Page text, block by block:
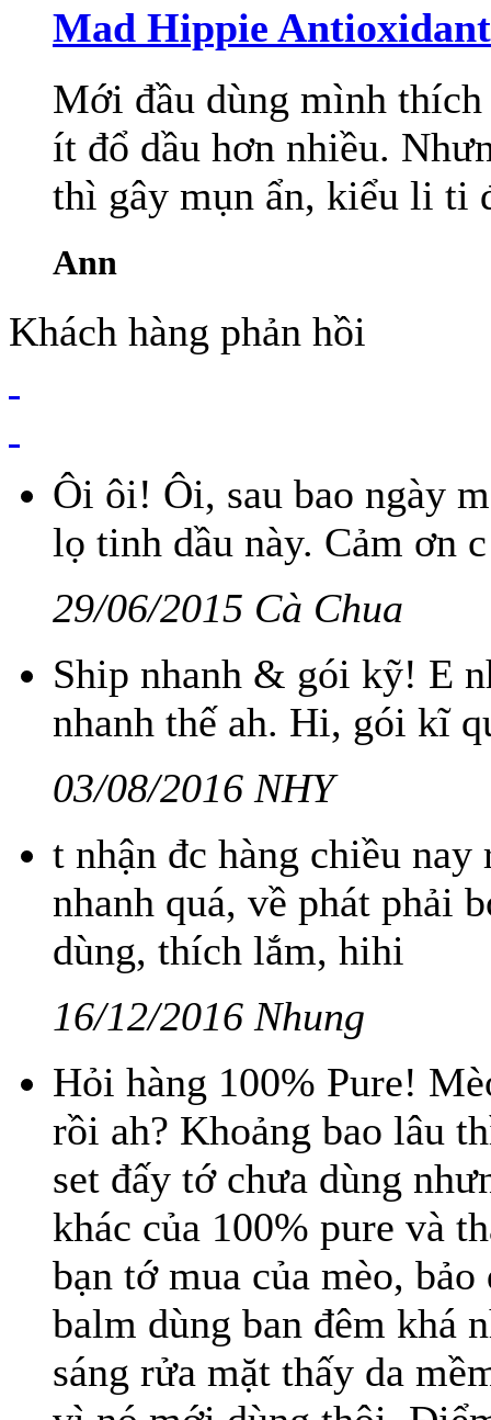
Mad Hippie
Mới đầu dùng mình
ít đổ dầu hơn nhiều.
thì gây mụn ẩn, kiểu li ti
Ann
Khách hàng phản hồi
Ôi ôi! Ôi, sau bao ngày
lọ tinh dầu này. Cảm ơn
29/06/2015 Cà Chua
Ship nhanh & gói kỹ! E
nhanh thế ah. Hi, gói kĩ
03/08/2016 NHY
t nhận đc hàng chiều
nhanh quá, về phát phải
dùng, thích lắm, hihi
16/12/2016 Nhung
Hỏi hàng 100% Pure!
rồi ah? Khoảng bao lâu
set đấy tớ chưa dùng
khác của 100% pure và
bạn tớ mua của mèo,
balm dùng ban đêm khá
sáng rửa mặt thấy da